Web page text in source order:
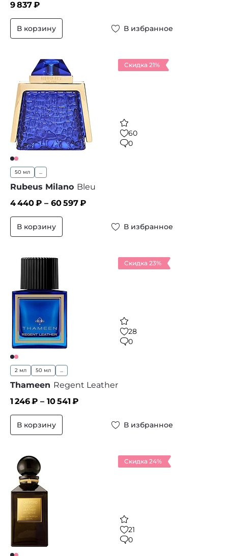
9 837₽
В корзину В избранное
Скидка 21%
60
0
50 мл ...
Rubeus Milano Bleu
4 440₽ – 60 597₽
В корзину В избранное
Скидка 23%
28
0
2 мл 50 мл ...
Thameen Regent Leather
1 246₽ – 10 541 ₽
В корзину В избранное
Скидка 24%
21
0